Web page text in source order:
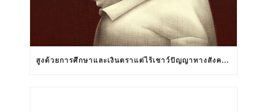
สูงด้วยการศึกษาและเงินตราแต่ไร้เชาว์ปัญญาทางสังคมสัมพันธ์